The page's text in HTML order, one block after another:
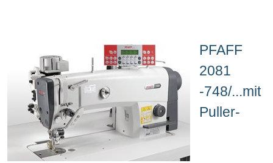
PFAFF
2081
-748/...mit
Puller-